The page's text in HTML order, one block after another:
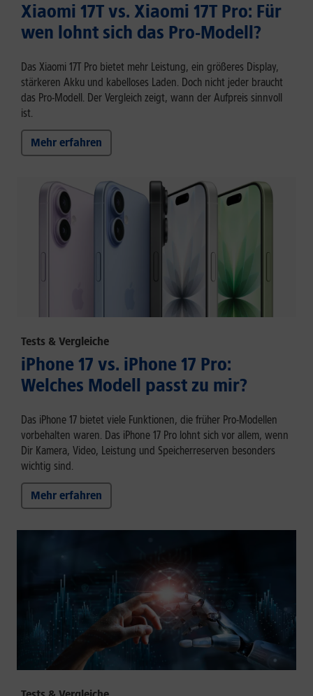
Xiaomi 17T vs. Xiaomi 17T Pro: Für
wen lohnt sich das Pro-Modell?
Das Xiaomi 17T Pro bietet mehr Leistung, ein größeres Display,
stärkeren Akku und kabelloses Laden. Doch nicht jeder braucht
das Pro-Modell. Der Vergleich zeigt, wann der Aufpreis sinnvoll
ist.
Mehr erfahren
Tests & Vergleiche
iPhone 17 vs. iPhone 17 Pro:
Welches Modell passt zu mir?
Das iPhone 17 bietet viele Funktionen, die früher Pro-Modellen
vorbehalten waren. Das iPhone 17 Pro lohnt sich vor allem, wenn
Dir Kamera, Video, Leistung und Speicherreserven besonders
wichtig sind.
Mehr erfahren